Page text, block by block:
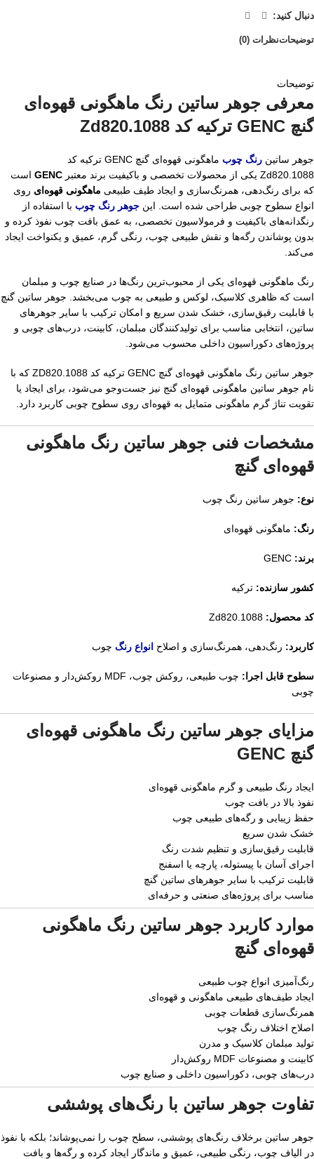
دنبال کنید:
توضیحاتنظرات (0)
توضیحات
معرفی جوهر ساتین رنگ ماهگونی قهوه‌ای
گنچ GENC ترکیه کد Zd820.1088
جوهر ساتین رنگ چوب
ماهگونی قهوه‌ای گنچ GENC ترکیه کد
Zd820.1088 یکی از محصولات تخصصی و باکیفیت برند معتبر
GENC است
که برای رنگ‌دهی، همرنگ‌سازی و ایجاد طیف طبیعی ماهگونی قهوه‌ای روی
انواع سطوح چوبی طراحی شده است. این جوهر رنگ چوب با استفاده از
رنگدانه‌های باکیفیت و فرمولاسیون تخصصی، به عمق بافت چوب نفوذ کرده و
بدون پوشاندن رگه‌ها و نقش طبیعی چوب، رنگی گرم، عمیق و یکنواخت ایجاد
می‌کند.
رنگ ماهگونی قهوه‌ای یکی از محبوب‌ترین رنگ‌ها در صنایع چوب و مبلمان
است که ظاهری کلاسیک، لوکس و طبیعی به چوب می‌بخشد. جوهر ساتین گنچ
با قابلیت رقیق‌سازی، خشک شدن سریع و امکان ترکیب با سایر جوهرهای
ساتین، انتخابی مناسب برای تولیدکنندگان مبلمان، کابینت، درب‌های چوبی و
پروژه‌های دکوراسیون داخلی محسوب می‌شود.
جوهر ساتین رنگ ماهگونی قهوه‌ای گنچ GENC ترکیه کد ZD820.1088 که با
نام جوهر ساتین ماهگونی قهوه‌ای گنج نیز جست‌وجو می‌شود، برای ایجاد یا
تقویت تناژ گرم ماهگونی متمایل به قهوه‌ای روی سطوح چوبی کاربرد دارد.
مشخصات فنی جوهر ساتین رنگ ماهگونی
قهوه‌ای گنچ
نوع: جوهر ساتین رنگ چوب
رنگ: ماهگونی قهوه‌ای
برند:
کشور سازنده: ترکیه
کد محصول:
کاربرد: رنگ‌دهی، همرنگ‌سازی و اصلاح انواع رنگ چوب
سطوح قابل اجرا:
چوب طبیعی، روکش چوب، MDF روکش‌دار و مصنوعات
چوبی
مزایای جوهر ساتین رنگ ماهگونی قهوه‌ای
گنچ GENC
ایجاد رنگ طبیعی و گرم ماهگونی قهوه‌ای
نفوذ بالا در بافت چوب
حفظ زیبایی و رگه‌های طبیعی چوب
خشک شدن سریع
قابلیت رقیق‌سازی و تنظیم شدت رنگ
اجرای آسان با پیستوله، پارچه یا اسفنج
قابلیت ترکیب با سایر جوهرهای ساتین گنچ
مناسب برای پروژه‌های صنعتی و حرفه‌ای
موارد کاربرد جوهر ساتین رنگ ماهگونی
قهوه‌ای گنچ
رنگ‌آمیزی انواع چوب طبیعی
ایجاد طیف‌های طبیعی ماهگونی و قهوه‌ای
همرنگ‌سازی قطعات چوبی
اصلاح اختلاف رنگ چوب
تولید مبلمان کلاسیک و مدرن
کابینت و مصنوعات MDF روکش‌دار
درب‌های چوبی، دکوراسیون داخلی و صنایع چوب
تفاوت جوهر ساتین با رنگ‌های پوششی
جوهر ساتین برخلاف رنگ‌های پوششی، سطح چوب را نمی‌پوشاند؛ بلکه با نفوذ
در الیاف چوب، رنگی طبیعی، عمیق و ماندگار ایجاد کرده و رگه‌ها و بافت